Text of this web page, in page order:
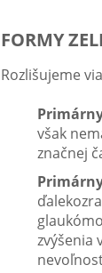
FORMY
Rozlišujeme
však
značnej
zvýšenia